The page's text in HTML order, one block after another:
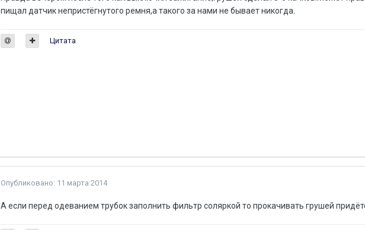
пищал датчик непристёгнутого ремня,а такого за нами не бывает никогда.
Цитата
Опубликовано: 11 марта 2014
А если перед одеванием трубок заполнить фильтр соляркой то прокачивать грушей